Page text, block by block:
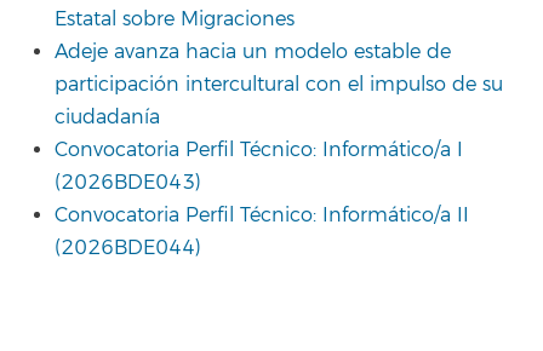
Estatal sobre Migraciones
Adeje avanza hacia un modelo estable de
participación intercultural con el impulso de su
ciudadanía
Convocatoria Perfil Técnico: Informático/a I
(2026BDE043)
Convocatoria Perfil Técnico: Informático/a II
(2026BDE044)